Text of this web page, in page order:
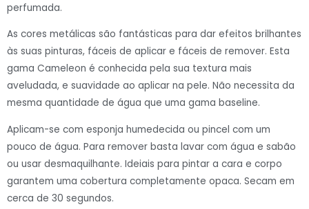
perfumada.
As cores metálicas são fantásticas para dar efeitos brilhantes
às suas pinturas, fáceis de aplicar e fáceis de remover. Esta
gama Cameleon é conhecida pela sua textura mais
aveludada, e suavidade ao aplicar na pele. Não necessita da
mesma quantidade de água que uma gama baseline.
Aplicam-se com esponja humedecida ou pincel com um
pouco de água. Para remover basta lavar com água e sabão
ou usar desmaquilhante. Ideiais para pintar a cara e corpo
garantem uma cobertura completamente opaca. Secam em
cerca de 30 segundos.